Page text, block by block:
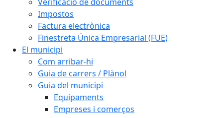
Impostos
Factura electrònica
Finestreta Única Empresarial (FUE)
El municipi
Com arribar-hi
Guia de carrers / Plànol
Guia del municipi
Equipaments
Empreses i comerços